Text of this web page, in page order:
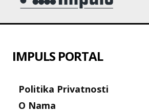
IMPULS PORTAL
Politika Privatnosti
O Nama